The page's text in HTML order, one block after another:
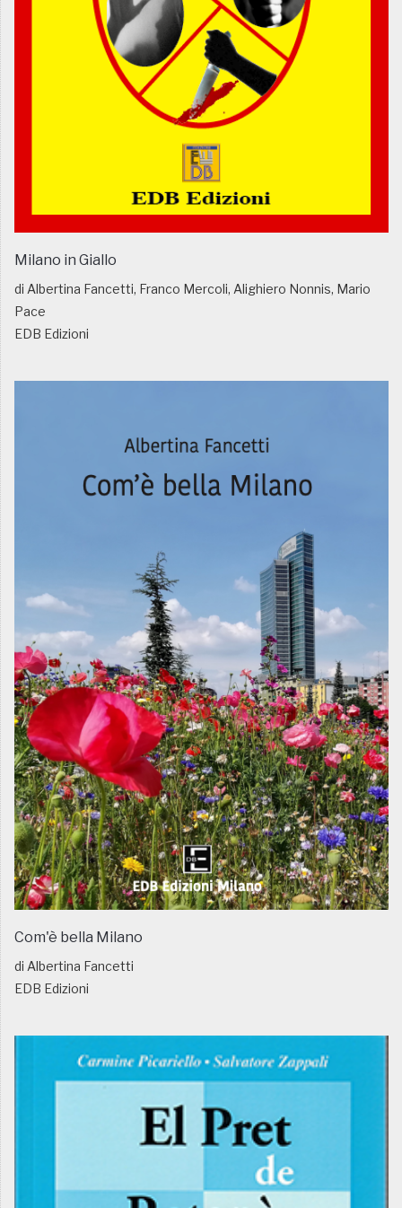
Milano in Giallo
di Albertina Fancetti, Franco Mercoli, Alighiero Nonnis, Mario
Pace
EDB Edizioni
Com'è bella Milano
di Albertina Fancetti
EDB Edizioni